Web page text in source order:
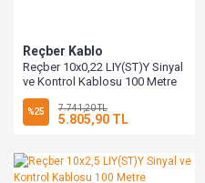
Reçber Kablo
Reçber 10x0,22 LIY(ST)Y Sinyal
ve Kontrol Kablosu 100 Metre
%25 7.741,20 TL
5.805,90 TL